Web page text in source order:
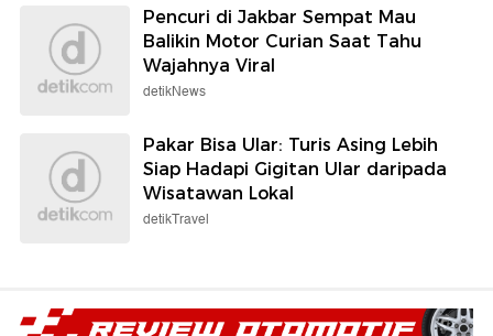
Pencuri di Jakbar Sempat Mau
Balikin Motor Curian Saat Tahu
Wajahnya Viral
detikNews
Pakar Bisa Ular: Turis Asing Lebih
Siap Hadapi Gigitan Ular daripada
Wisatawan Lokal
detikTravel